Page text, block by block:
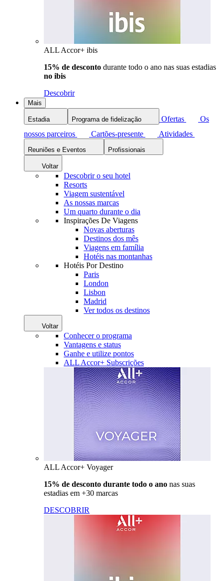
ALL Accor+ ibis
15% de desconto durante todo o ano nas suas estadias
no ibis
Descobrir
Mais
Estadia Programa de fidelização Ofertas
Os
nossos parceiros
Cartões-presente Atividades
Reuniões e Eventos Profissionais
Voltar
Descobrir o seu hotel
Resorts
Viagem sustentável
As nossas marcas
Um quarto durante o dia
Inspirações De Viagens
Novas aberturas
Destinos dos mês
Viagens em família
Hotéis nas montanhas
Hotéis Por Destino
Paris
London
Lisbon
Madrid
Ver todos os destinos
Voltar
Conhecer o programa
Vantagens e status
Ganhe e utilize pontos
ALL Accor+ Subscrições
ALL Accor+ Voyager
15% de desconto durante todo o ano nas suas
estadias em +30 marcas
DESCOBRIR